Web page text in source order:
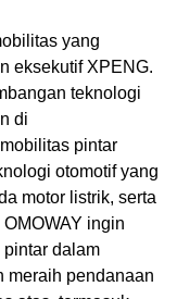
yang
eksekutif XPENG.
teknologi
di
pintar
otomotif yang
motor listrik, serta
ingin
dalam
meraih pendanaan